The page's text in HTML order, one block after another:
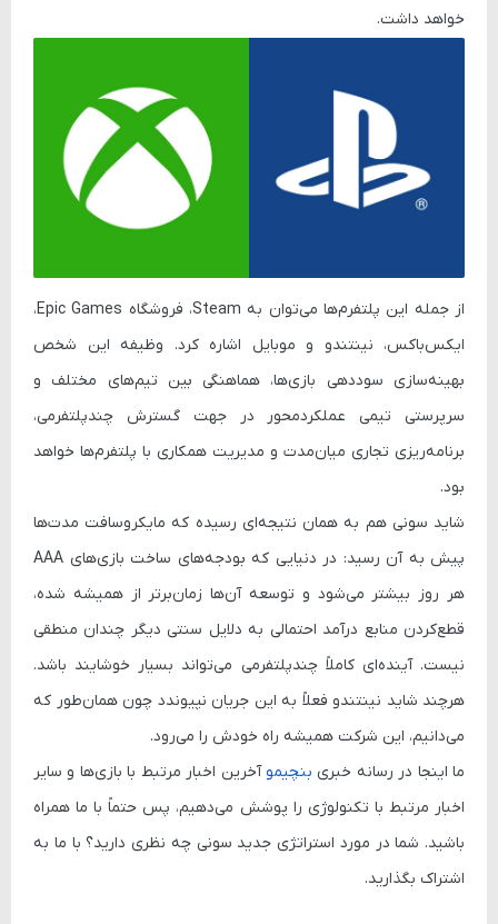
خواهد داشت.
از جمله این پلتفرم‌ها می‌توان به Steam، فروشگاه Epic Games،
ایکس‌باکس، نینتندو و موبایل اشاره کرد. وظیفه این شخص
بهینه‌سازی سوددهی بازی‌ها، هماهنگی بین تیم‌های مختلف و
سرپرستی تیمی عملکردمحور در جهت گسترش چندپلتفرمی،
برنامه‌ریزی تجاری میان‌مدت و مدیریت همکاری با پلتفرم‌ها خواهد
بود.
شاید سونی هم به همان نتیجه‌ای رسیده که مایکروسافت مدت‌ها
پیش به آن رسید: در دنیایی که بودجه‌های ساخت بازی‌های AAA
هر روز بیشتر می‌شود و توسعه آن‌ها زمان‌برتر از همیشه شده،
قطع‌کردن منابع درآمد احتمالی به دلایل سنتی دیگر چندان منطقی
نیست. آینده‌ای کاملاً چندپلتفرمی می‌تواند بسیار خوشایند باشد.
هرچند شاید نینتندو فعلاً به این جریان نپیوندد چون همان‌طور که
می‌دانیم، این شرکت همیشه راه خودش را می‌رود.
ما اینجا در رسانه خبری بنچیمو آخرین اخبار مرتبط با بازی‌ها و سایر
اخبار مرتبط با تکنولوژی را پوشش می‌دهیم، پس حتماً با ما همراه
باشید. شما در مورد استراتژی جدید سونی چه نظری دارید؟ با ما به
اشتراک بگذارید.